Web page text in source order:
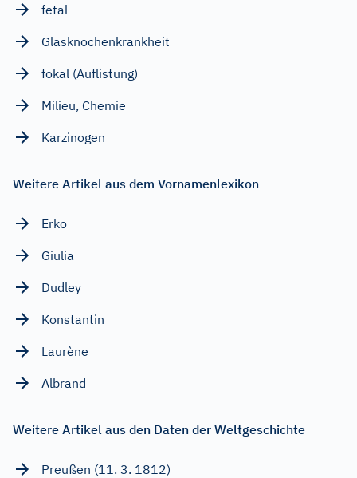
fetal
Glasknochenkrankheit
fokal (Auflistung)
Milieu, Chemie
Karzinogen
Weitere Artikel aus dem Vornamenlexikon
Erko
Giulia
Dudley
Konstantin
Laurène
Albrand
Weitere Artikel aus den Daten der Weltgeschichte
Preußen (11. 3. 1812)